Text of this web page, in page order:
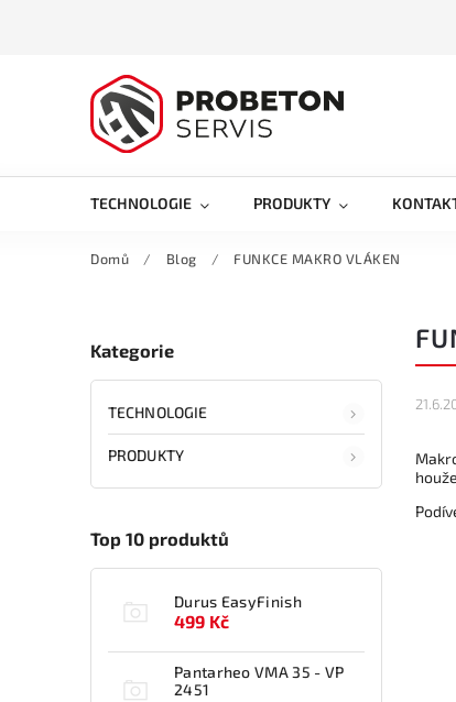
TECHNOLOGIE PRODUKTY
Domů / Blog / FUNKCE MAKRO VLÁKEN
Kategorie
TECHNOLOGIE
PRODUKTY
Top 10 produktů
Durus EasyFinish
499 Kč
Pantarheo VMA 35 - VP
2451